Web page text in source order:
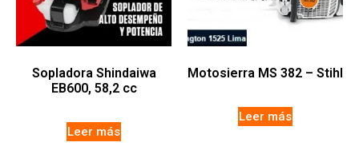
Sopladora Shindaiwa
EB600, 58,2 cc
Leer más
Motosierra MS 382 – Stihl
Leer más